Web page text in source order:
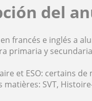
del
francés e inglés a
primaria y
et ESO: certains
matières: SVT,